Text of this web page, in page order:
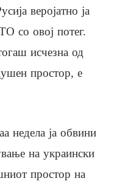
веројатно ја
со овој потег.
исчезна од
простор, е
недела ја обвини
на украински
простор на